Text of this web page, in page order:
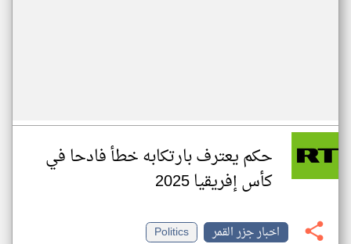
حكم يعترف بارتكابه خطأ فادحا في
كأس إفريقيا 2025
اخبار جزر القمر
Politics